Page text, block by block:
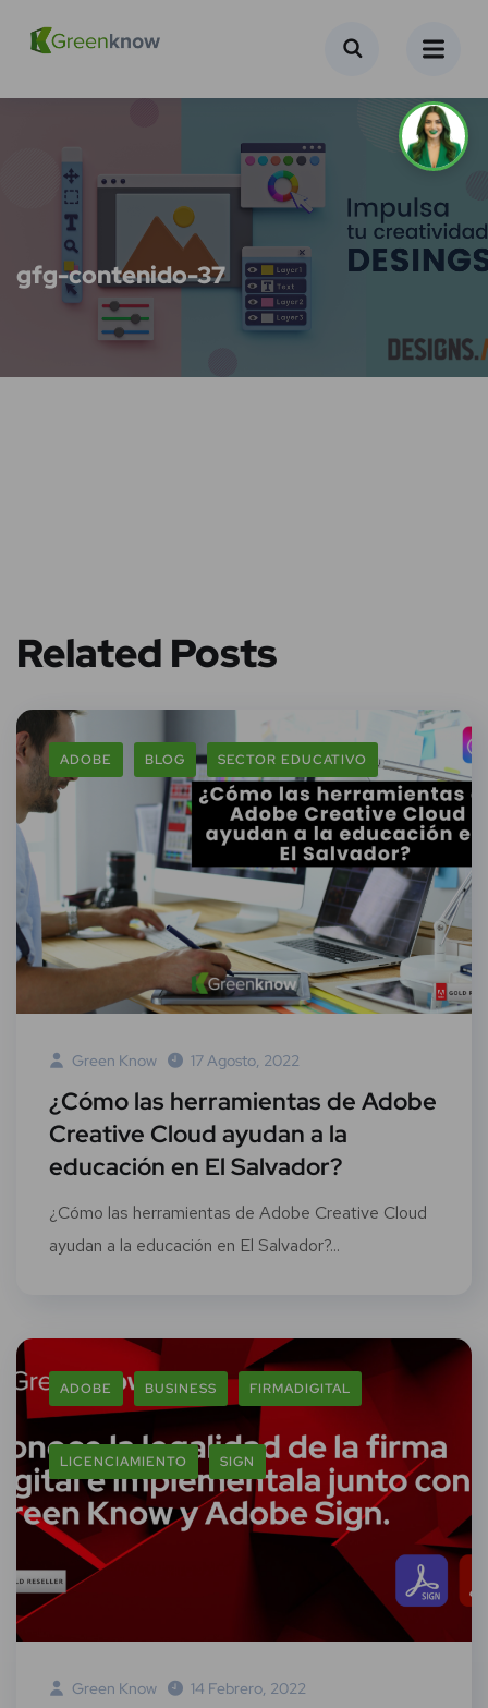
gfg-contenido-37
Related Posts
ADOBE BLOG SECTOR EDUCATIVO
Green Know 17 Agosto, 2022
¿Cómo las herramientas de Adobe
Creative Cloud ayudan a la
educación en El Salvador?
¿Cómo las herramientas de Adobe Creative Cloud
ayudan a la educación en El Salvador?...
ADOBE BUSINESS FIRMADIGITAL
LICENCIAMIENTO SIGN
Green Know 14 Febrero, 2022